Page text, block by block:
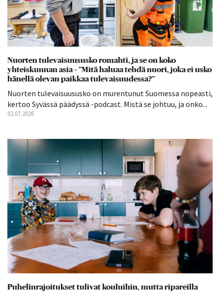
Nuorten tulevaisuususko romahti, ja se on koko
yhteiskunnan asia – ”Mitä haluaa tehdä nuori, joka ei usko
hänellä olevan paikkaa tulevaisuudessa?”
Nuorten tulevaisuususko on murentunut Suomessa nopeasti,
kertoo Syvässä päädyssä -podcast. Mistä se johtuu, ja onko...
02.07.2026
Puhelinrajoitukset tulivat kouluihin, mutta ripareilla